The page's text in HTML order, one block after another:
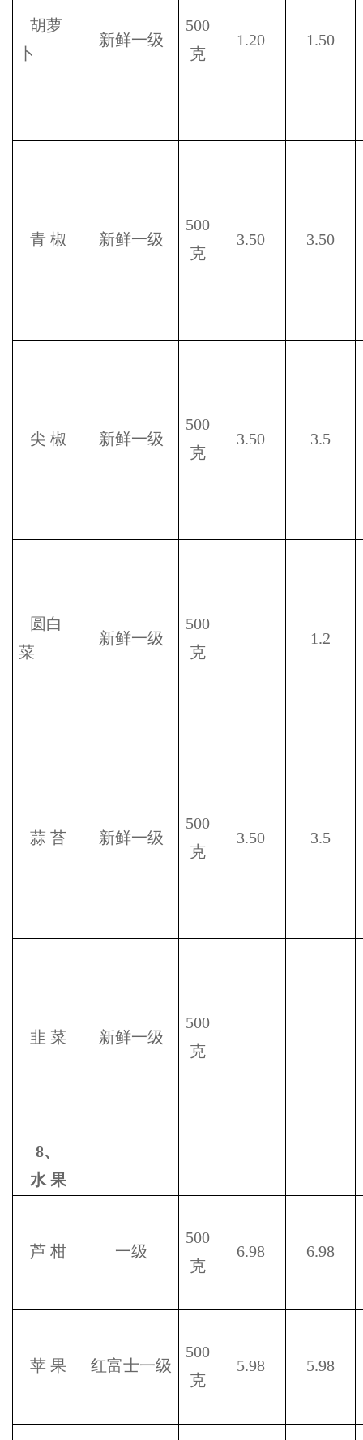
胡萝
卜
新鲜一级
500
克
1.20 1.50
青 椒 新鲜一级
500
克
3.50 3.50
尖 椒 新鲜一级
500
克
3.50 3.5
圆白
菜
新鲜一级
500
克
1.2
蒜 苔 新鲜一级
500
克
3.50 3.5
韭 菜 新鲜一级
500
克
8、
水 果
芦 柑 一级
500
克
6.98 6.98
苹 果 红富士一级
500
克
5.98 5.98